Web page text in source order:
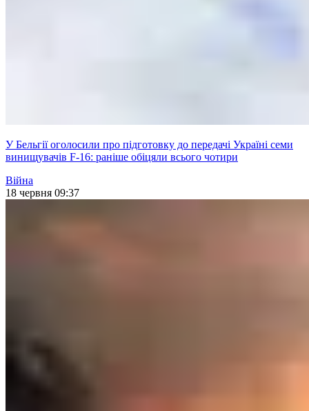
У Бельгії оголосили про підготовку до передачі Україні семи
винищувачів F-16: раніше обіцяли всього чотири
Війна
18 червня 09:37